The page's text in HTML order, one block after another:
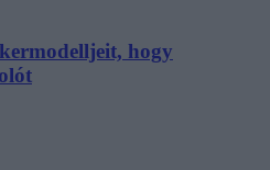
hogy